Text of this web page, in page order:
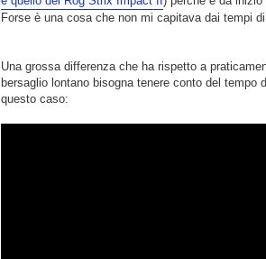
g
i
o
Forse è una cosa che non mi capitava dai tempi
Una grossa differenza che ha rispetto a
bersaglio lontano bisogna tenere conto del
questo caso: